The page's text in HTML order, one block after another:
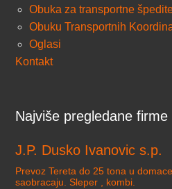
Obuka za transportne
Obuku Transportnih
Oglasi
Kontakt
Najviše pregledane firme
J.P. Dusko Ivanovic s.p.
Prevoz Tereta do 25 tona u
saobracaju. Sleper , kombi.